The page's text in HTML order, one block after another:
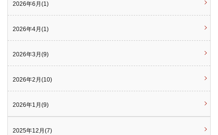
2026年6月(1)
2026年4月(1)
2026年3月(9)
2026年2月(10)
2026年1月(9)
2025年12月(7)